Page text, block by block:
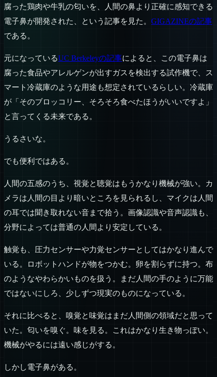
腐った鶏肉や牛乳の匂いを、人間の鼻より正確に感知できる
電子鼻が開発された、という記事を見た。 GIGAZINEの記事
である。
元になっているUC Berkeleyの記事によると、この電子鼻は
腐った食品やアレルゲンが出すガスを検出する試作機で、ス
マート冷蔵庫のような用途も想定されているらしい。冷蔵庫
が「そのブロッコリー、そろそろ食べたほうがいいですよ」
と言ってくる未来である。
うるさいな。
でも便利ではある。
人間の五感のうち、視覚と聴覚はもうかなり機械が強い。カ
メラは人間の目より暗いところを見られるし、マイクは人間
の耳では聞き取れない音まで拾う。画像認識や音声認識も、
分野によっては普通の人間より安定している。
触覚も、圧力センサーや力覚センサーとしてはかなり進んで
いる。ロボットハンドが物をつかむ。卵を割らずに持つ。布
のようなやわらかいものを扱う。まだ人間の手のように万能
ではないにしろ、少しずつ現実のものになっている。
それに比べると、嗅覚と味覚はまだ人間側の領域だと思って
いた。匂いを嗅ぐ。味を見る。これはかなり生き物っぽい。
機械がやるには遠い感じがする。
しかし電子鼻がある。